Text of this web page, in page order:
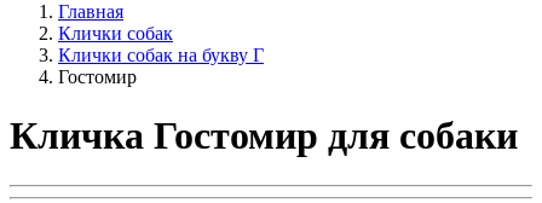
Главная
Клички собак
Клички собак на букву Г
Гостомир
Кличка Гостомир для собаки